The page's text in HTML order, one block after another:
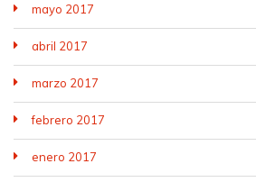
mayo 2017
abril 2017
marzo 2017
febrero 2017
enero 2017